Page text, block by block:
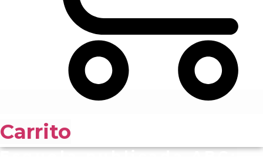
Carrito